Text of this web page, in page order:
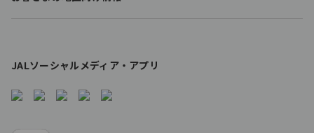
JALソーシャルメディア・アプリ